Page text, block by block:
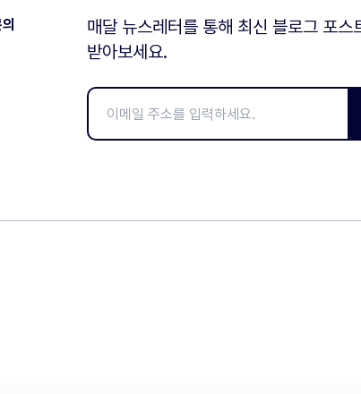
매달 뉴스레터를 통해 최신 블로그 포스
받아보세요.